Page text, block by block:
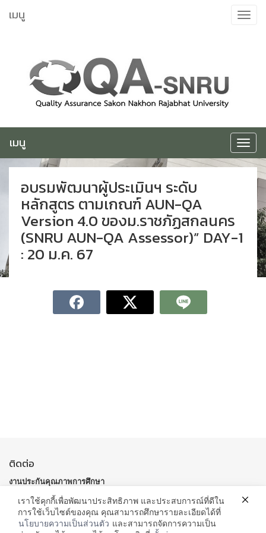
ไป
Toggle
เมนู
Toggle
เมนู
อบรมพัฒนาผู้ประเมินฯ ระดับ
หลักสูตร ตามเกณฑ์ AUN-QA
Version 4.0 ของม.ราชภัฏสกลนคร
(SNRU AUN-QA Assessor)” DAY-1
: 20 ม.ค. 67
ติดต่อ
งานประกันคุณภาพการศึกษา
อาคาร 10 ชั้น 4 มหาวิทยาลัยราชภัฏสกลนคร
เลขที่ 680 ถ.นิตโย ต.ธาตุเชิงชุม อ.เมืองสกลนคร จ.สกลนคร 47000
โทรศัพท์:0 4297 0021, 0 4297 0094 ต่อหมายเลขโทรศัพท์ ภายใน :
178
เราใช้คุกกี้เพื่อพัฒนาประสิทธิภาพ และประสบการณ์ที่ดีใน
การใช้เว็บไซต์ของคุณ คุณสามารถศึกษารายละเอียดได้ที่
นโยบายความเป็นส่วนตัว และสามารถจัดการความเป็น